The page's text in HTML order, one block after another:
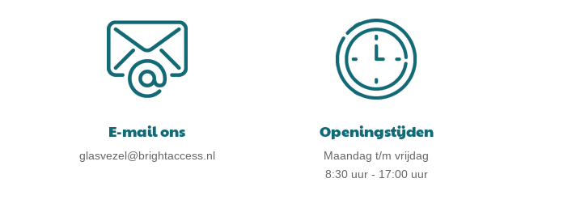
E-mail ons
glasvezel@brightaccess.nl
Openingstijden
Maandag t/m vrijdag
8:30 uur - 17:00 uur